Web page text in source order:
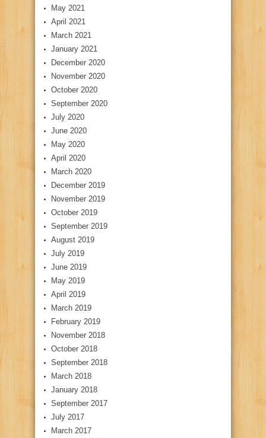
May 2021
April 2021
March 2021
January 2021
December 2020
November 2020
October 2020
September 2020
July 2020
June 2020
May 2020
April 2020
March 2020
December 2019
November 2019
October 2019
September 2019
August 2019
July 2019
June 2019
May 2019
April 2019
March 2019
February 2019
November 2018
October 2018
September 2018
March 2018
January 2018
September 2017
July 2017
March 2017